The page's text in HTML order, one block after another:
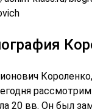
рассмотрим
20 вв. Он был